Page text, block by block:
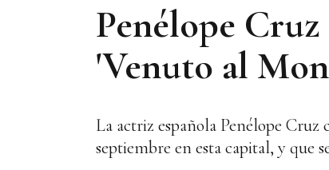
Penélope
'Venuto al
La actriz española Penélope
septiembre en esta capital, y que